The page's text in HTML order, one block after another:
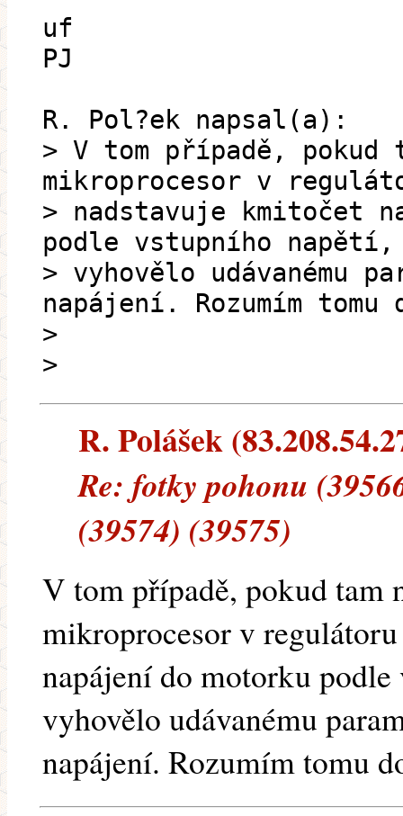
uf
PJ
R. Pol?ek napsal(a):
> V tom případě,
mikroprocesor v
> nadstavuje kmitočet
podle vstupního napětí,
> vyhovělo udávanému
napájení. Rozumím tomu
>
>
R. Polášek
Re: fotky pohonu
(39574) (39575)
V tom případě, pokud tam
mikroprocesor v
napájení do motorku podle
vyhovělo udávanému
napájení. Rozumím tomu